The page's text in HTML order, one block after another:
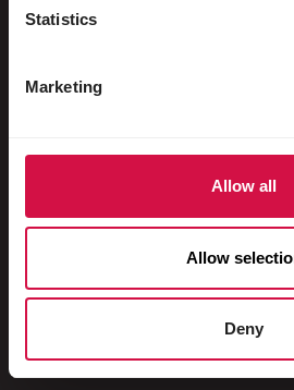
Statistics
Marketing
Allow all
Allow
Deny
Dihori
Reptile
Păsări de curte
Ierbivore